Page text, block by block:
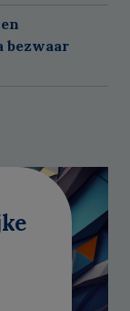
bezwaar